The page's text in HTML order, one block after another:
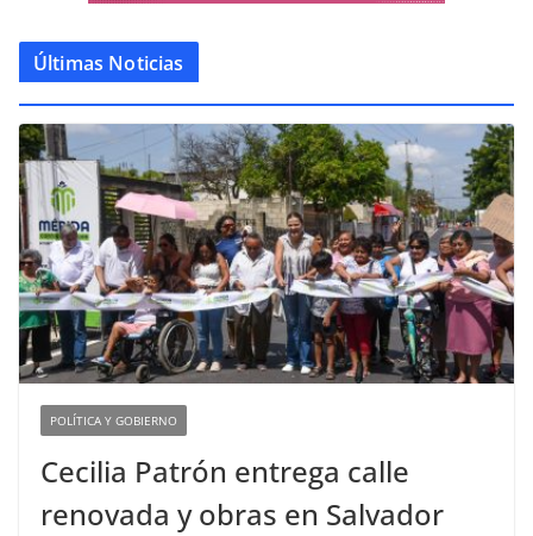
Últimas Noticias
POLÍTICA Y GOBIERNO
Cecilia Patrón entrega calle
renovada y obras en Salvador